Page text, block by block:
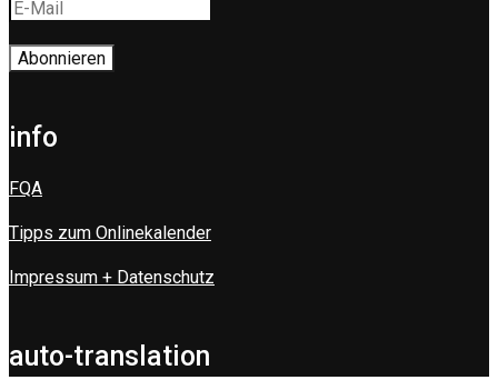
info
FQA
Tipps zum Onlinekalender
Impressum + Datenschutz
auto-translation